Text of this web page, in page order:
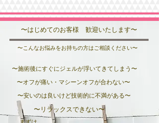
〜はじめてのお客様 歓迎いたします〜
〜こんなお悩みをお持ちの方はご相談ください〜
〜施術後にすぐにジェルが浮いてきてしまう〜
〜オフが痛い・マシーンオフが合わない〜
〜安いのは良いけど技術的に不満がある〜
〜リラックスできない〜